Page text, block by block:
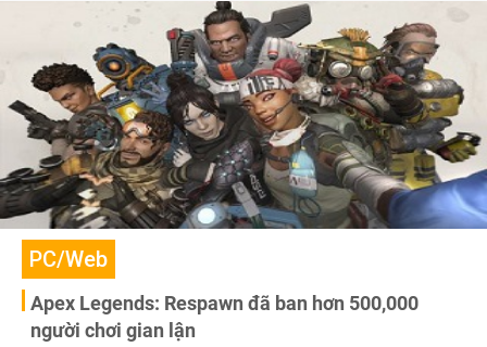
PC/Web
Apex Legends: Respawn đã ban hơn 500,000
người chơi gian lận